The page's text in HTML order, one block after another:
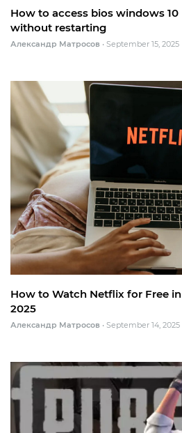
How to access bios windows 10
without restarting
Александр Матросов • September 15, 2025
How to Watch Netflix for Free in
2025
Александр Матросов • September 14, 2025